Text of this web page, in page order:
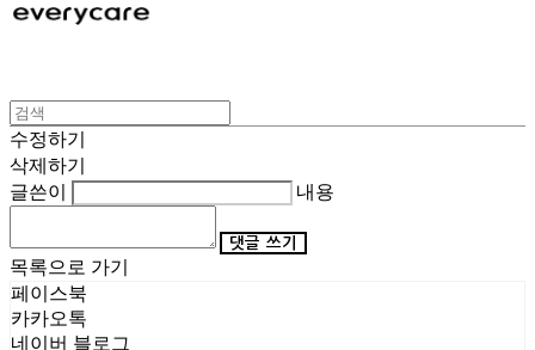
수정하기
삭제하기
글쓴이
내용
댓글 쓰기
목록으로 가기
페이스북
카카오톡
네이버 블로그